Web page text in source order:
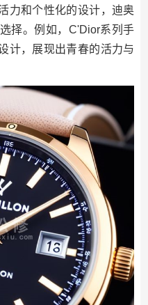
力和个性化的设计，迪奥
择。例如，C'Dior系列手
计，展现出青春的活力与